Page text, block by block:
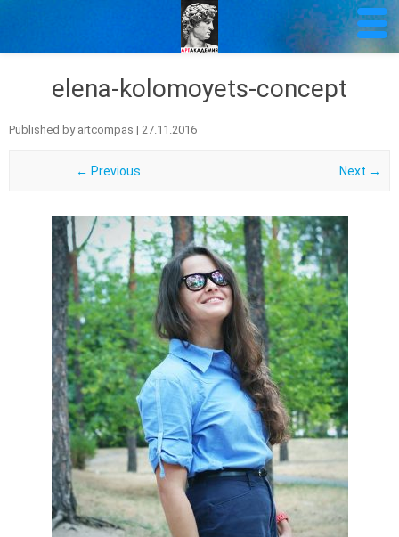
elena-kolomoyets-concept
Published by artcompas | 27.11.2016
← Previous Next →